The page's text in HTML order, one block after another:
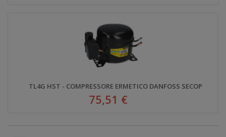
TL4G HST - COMPRESSORE ERMETICO DANFOSS SECOP
75,51 €